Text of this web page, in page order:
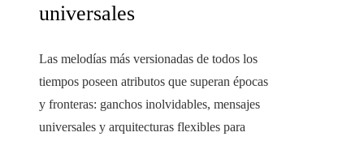
universales
Las melodías más versionadas de todos los
tiempos poseen atributos que superan épocas
y fronteras: ganchos inolvidables, mensajes
universales y arquitecturas flexibles para